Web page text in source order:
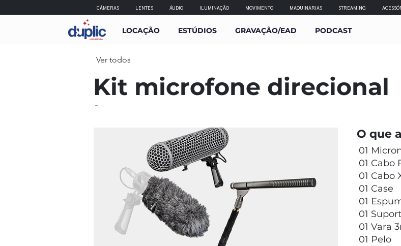
CÂMERAS LENTES ÁUDIO ILUMINAÇÃO MOVIMENTO MAQUINARIAS STREAMING
LOCAÇÃO ESTÚDIOS GRAVAÇÃO/EAD PODCAST
Kit microfone direcional
-
Ver todos
O que
01
01 Cabo
01 Cabo
01 Case
01
01
01 Vara
01 Pelo